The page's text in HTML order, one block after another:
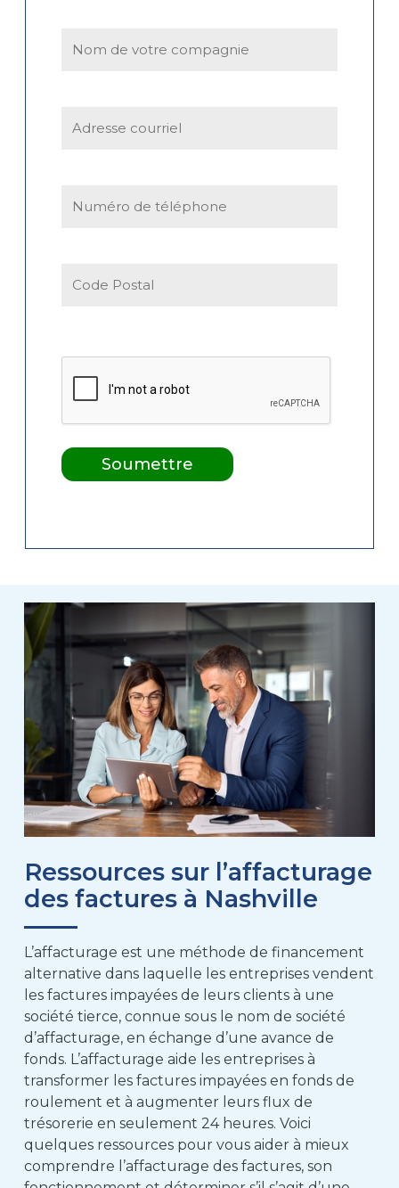
Ressources sur l’affacturage
des factures à Nashville
L’affacturage est une méthode de financement
alternative dans laquelle les entreprises vendent
les factures impayées de leurs clients à une
société tierce, connue sous le nom de société
d’affacturage, en échange d’une avance de
fonds. L’affacturage aide les entreprises à
transformer les factures impayées en fonds de
roulement et à augmenter leurs flux de
trésorerie en seulement 24 heures. Voici
quelques ressources pour vous aider à mieux
comprendre l’affacturage des factures, son